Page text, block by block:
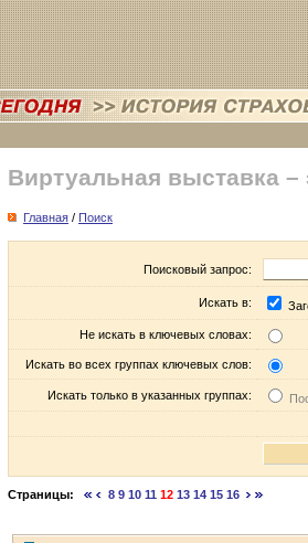
Виртуальная выставка –
Главная / Поиск
Поисковый запрос:
Искать в:
Не искать в ключевых словах:
Искать во всех группах ключевых слов:
Искать только в указанных группах:
Страницы: 8 9 10 11 12 13 14 15 16